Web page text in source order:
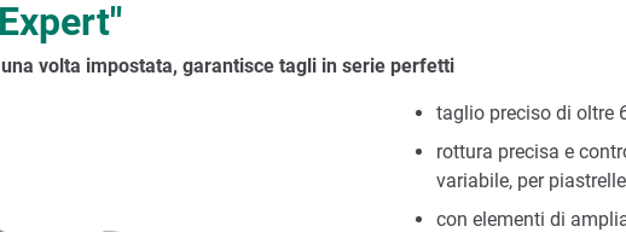
volta impostata, garantisce tagli in serie perfetti
taglio preciso di oltre
rottura precisa e
variabile, per
con elementi di